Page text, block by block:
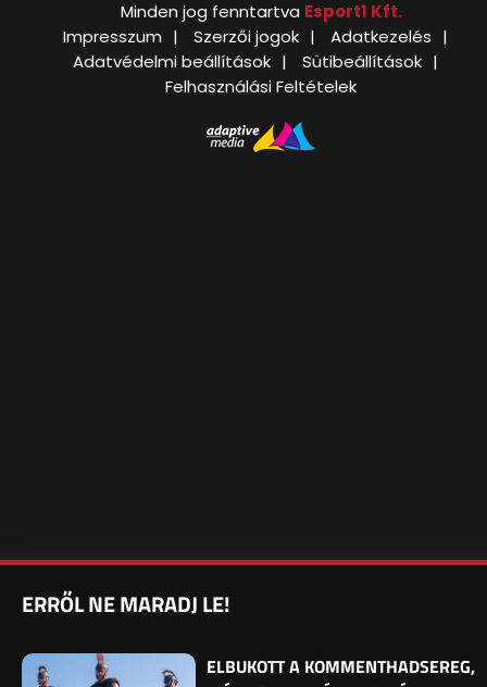
Minden jog fenntartva Esport1 Kft.
Impresszum
Szerzői jogok
Adatkezelés
Adatvédelmi beállítások
Sütibeállítások
Felhasználási Feltételek
ERRŐL NE MARADJ LE!
ELBUKOTT A KOMMENTHADSEREG,